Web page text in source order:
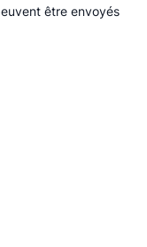
être envoyés